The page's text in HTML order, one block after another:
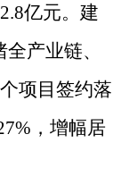
亿元。建
产业链、
个项目签约落
，增幅居